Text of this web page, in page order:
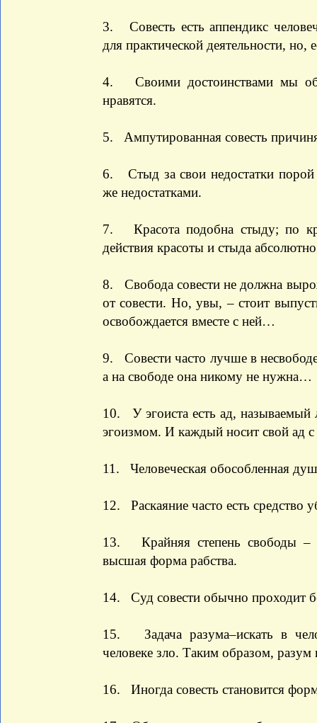
3. Совесть есть аппендикс
для практической деятельности,
4. Своими достоинствами мы
нравятся.
5. Ампутированная совесть
6. Стыд за свои недостатки порой
же недостатками.
7. Красота подобна стыду; по
действия красоты и стыда
8. Свобода совести не должна
от совести. Но, увы, – стоит
освобождается вместе с ней…
9. Совести часто лучше в
а на свободе она никому не нужна…
10. У эгоиста есть ад,
эгоизмом. И каждый носит свой ад с
11. Человеческая обособленная
12. Раскаяние часто есть средство
13. Крайняя степень свободы –
высшая форма рабства.
14. Суд совести обычно проходит
15. Задача разума–искать в
человеке зло. Таким образом,
16. Иногда совесть становится